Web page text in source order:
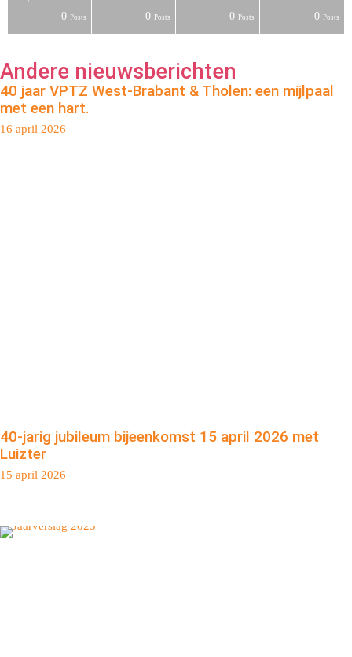
0 Posts 0 Posts 0 Posts 0 Posts
Andere nieuwsberichten
40 jaar VPTZ West-Brabant & Tholen: een mijlpaal
met een hart.
16 april 2026
40-jarig jubileum bijeenkomst 15 april 2026 met
Luizter
15 april 2026